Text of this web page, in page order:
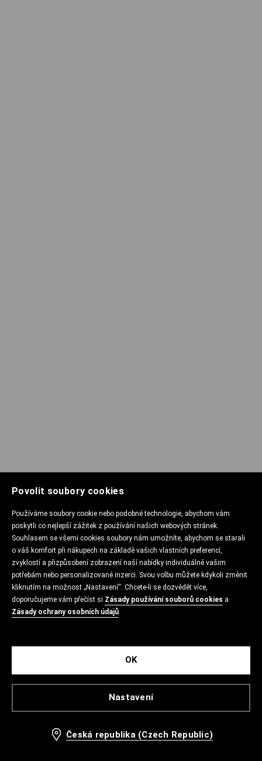
Povolit soubory cookies
Používáme soubory cookie nebo podobné technologie, abychom vám
poskytli co nejlepší zážitek z používání našich webových stránek.
Souhlasem se všemi cookies soubory nám umožníte, abychom se starali
o váš komfort při nákupech na základě vašich vlastních preferencí,
zvyklostí a přizpůsobení zobrazení naší nabídky individuálně vašim
potřebám nebo personalizované inzerci. Svou volbu můžete kdykoli změnit
kliknutím na možnost „Nastavení“. Chcete-li se dozvědět více,
doporučujeme vám přečíst si Zásady používání souborů cookies a
Zásady ochrany osobních údajů.
Nastavení
OK
Česká republika (Czech Republic)